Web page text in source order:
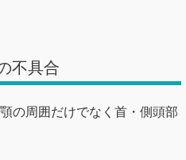
不具合
の周囲だけでなく首・側頭部